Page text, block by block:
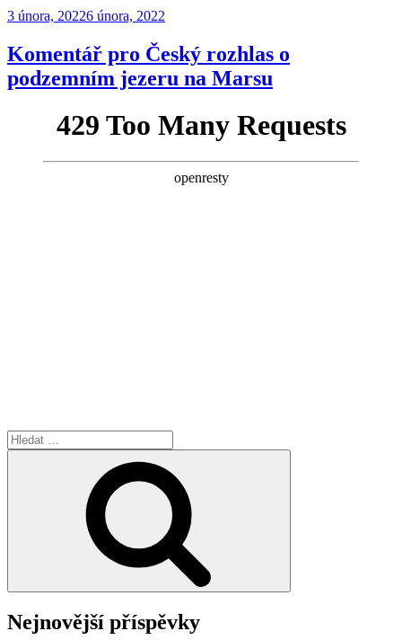
Publikováno
3 února, 20226 února, 2022
Komentář pro Český rozhlas o
podzemním jezeru na Marsu
Hledat:
Nejnovější příspěvky